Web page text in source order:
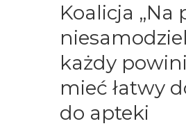
Koalicja „Na
każdy
mieć łatwy
do apteki